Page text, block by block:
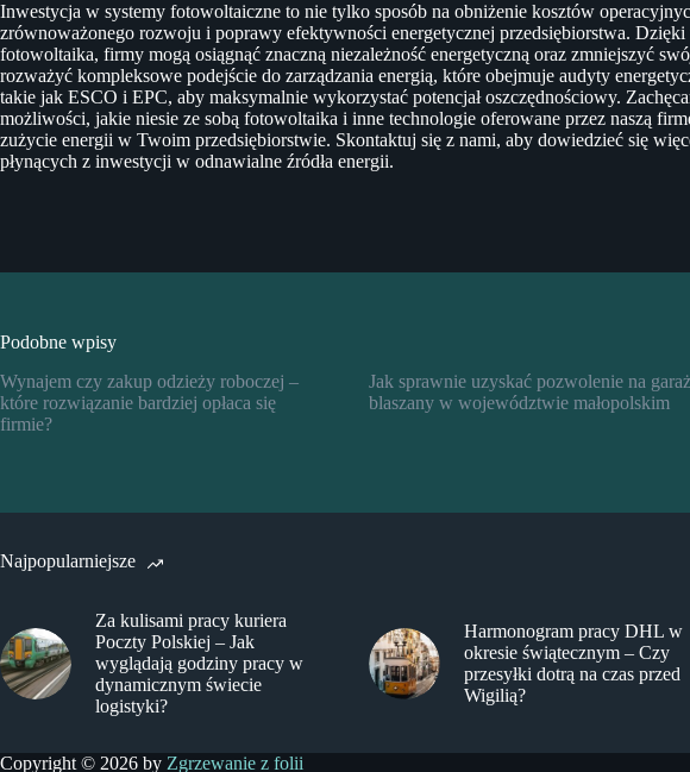
Inwestycja w systemy fotowoltaiczne to nie tylko sposób na obniżenie kosztów
zrównoważonego rozwoju i poprawy efektywności energetycznej przedsiębiorstwa.
fotowoltaika, firmy mogą osiągnąć znaczną niezależność energetyczną oraz zmniejszyć
rozważyć kompleksowe podejście do zarządzania energią, które obejmuje audyty
takie jak ESCO i EPC, aby maksymalnie wykorzystać potencjał oszczędnościowy.
możliwości, jakie niesie ze sobą fotowoltaika i inne technologie oferowane przez naszą
zużycie energii w Twoim przedsiębiorstwie. Skontaktuj się z nami, aby dowiedzieć się
płynących z inwestycji w odnawialne źródła energii.
Podobne wpisy
Wynajem czy zakup odzieży roboczej –
które rozwiązanie bardziej opłaca się
firmie?
Jak sprawnie uzyskać pozwolenie na garaż
blaszany w województwie małopolskim
Najpopularniejsze
Za kulisami pracy kuriera
Poczty Polskiej – Jak
wyglądają godziny pracy w
dynamicznym świecie
logistyki?
Harmonogram pracy DHL w
okresie świątecznym – Czy
przesyłki dotrą na czas przed
Wigilią?
Copyright © 2026 by Zgrzewanie z folii